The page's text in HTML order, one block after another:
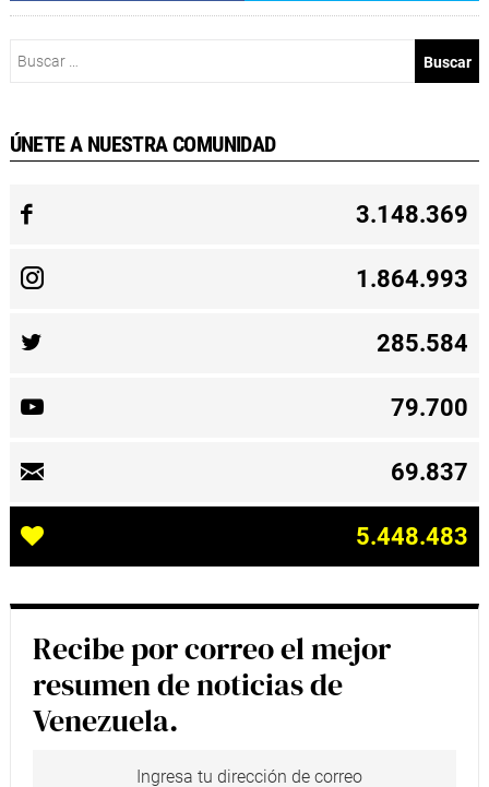
ÚNETE A NUESTRA COMUNIDAD
3.148.369
1.864.993
285.584
79.700
69.837
5.448.483
Recibe por correo el mejor
resumen de noticias de
Venezuela.